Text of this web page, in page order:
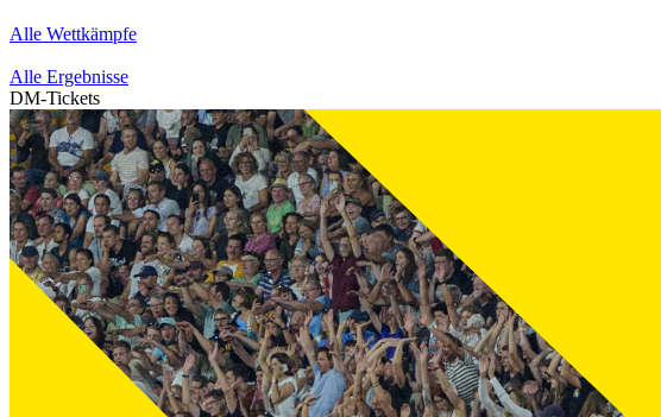
Alle Wettkämpfe
Alle Ergebnisse
DM-Tickets